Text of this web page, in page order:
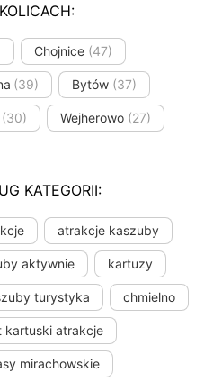
Chojnice (47)
(39) Bytów (37)
(30) Wejherowo (27)
KATEGORII:
atrakcje kaszuby
aktywnie kartuzy
turystyka chmielno
kartuski atrakcje
mirachowskie